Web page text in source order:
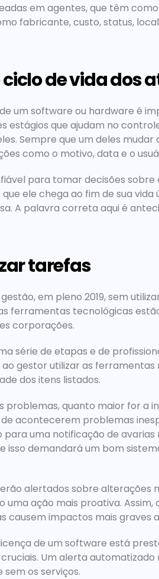
em agentes, que têm
fabricante, custo, status,
de vida dos
um software ou hardware é
estágios que ajudam no
Sempre que um deles mudar
como o motivo, data e o
para tomar decisões
ele chega ao fim de sua
A palavra correta aqui é
tarefas
em pleno 2019, sem
ferramentas tecnológicas
corporações.
série de etapas e de
gestor utilizar as ferramentas
dos itens listados.
problemas, quanto maior for a
acontecerem problemas
uma notificação de
isso demandará um bom
alertados sobre alterações
ação mais proativa.
causem impactos mais graves
de um software está
Um alerta automatizado
os serviços.